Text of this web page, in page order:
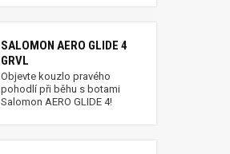
SALOMON AERO GLIDE 4
GRVL
Objevte kouzlo pravého
pohodlí při běhu s botami
Salomon AERO GLIDE 4!